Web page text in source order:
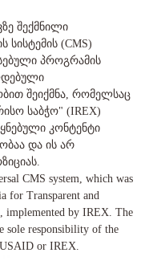
შექმნილი
სისტემის (CMS)
პროგრამის
შეიქმნა, რომელსაც
საბჭო" (IREX)
კონტენტი
და ის არ
CMS system, which was
for Transparent and
implemented by IREX. The
sole responsibility of the
or IREX.